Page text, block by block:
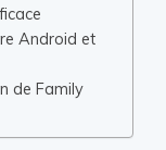
Android et
de Family